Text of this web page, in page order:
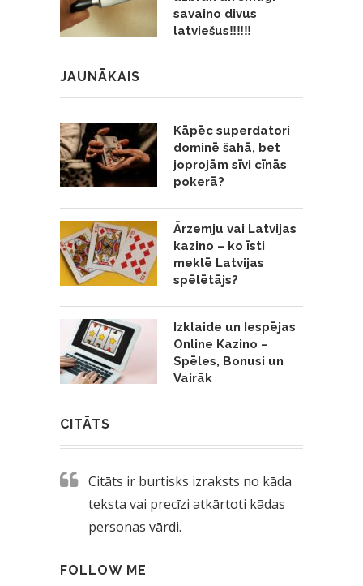
savaino divus
latviešus‼️‼️‼️
JAUNĀKAIS
Kāpēc superdatori
dominē šahā, bet
joprojām sīvi cīnās
pokerā?
Ārzemju vai Latvijas
kazino – ko īsti
meklē Latvijas
spēlētājs?
Izklaide un Iespējas
Online Kazino –
Spēles, Bonusi un
Vairāk
CITĀTS
Citāts ir burtisks izraksts no kāda
teksta vai precīzi atkārtoti kādas
personas vārdi.
FOLLOW ME